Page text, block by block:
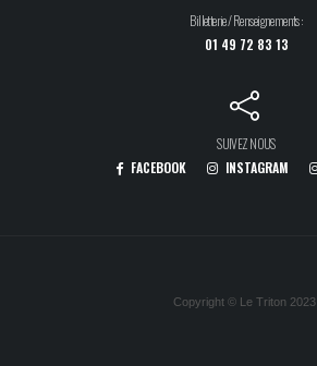
Billetterie / Renseignements :
01 49 72 83 13
SUIVEZ NOUS
FACEBOOK
INSTAGRAM
Copyright © Le Triton 2023